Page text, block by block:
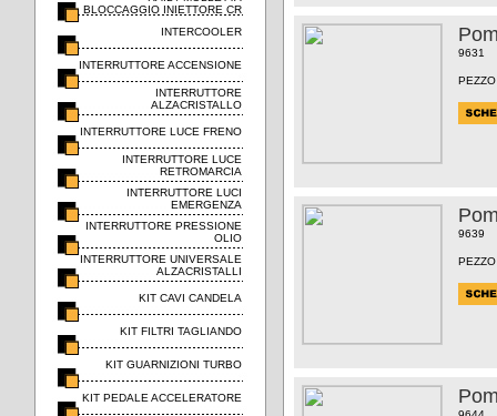
BLOCCAGGIO INIETTORE CR
INTERCOOLER
INTERRUTTORE ACCENSIONE
INTERRUTTORE
ALZACRISTALLO
INTERRUTTORE LUCE FRENO
INTERRUTTORE LUCE
RETROMARCIA
INTERRUTTORE LUCI
EMERGENZA
INTERRUTTORE PRESSIONE
OLIO
INTERRUTTORE UNIVERSALE
ALZACRISTALLI
KIT CAVI CANDELA
KIT FILTRI TAGLIANDO
KIT GUARNIZIONI TURBO
KIT PEDALE ACCELERATORE
9631
9639